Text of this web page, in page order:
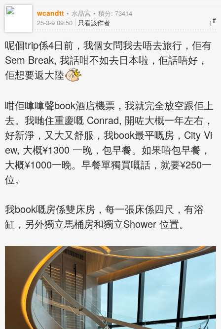
wcandtt 水晶宮 積分: 73414
1#
25-3-9 09:50 只看該作者
呢個trip係4日前，我個女問我去唔去旅行，佢有
Sem Break, 我話咁不如去日本啦，佢話唔好，
佢想要返大陸
咁佢嗱嗱聲book酒店機票，我就完全放空跟佢上
去。我哋住重慶嘅 Conrad, 開咗大概一年左右，
好新淨，又大又舒服，我book最平嘅房，City Vi
ew, 大概¥1300 一晚，包早餐。如果唔包早餐，
大概¥1000一晚。早餐單獨買嘅話，就要¥250一
位。
我book嘅房係雙床房，每一張床係四尺，有浴
缸，另外獨立馬桶房和獨立Shower 位置。